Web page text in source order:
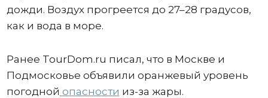
дожди. Воздух прогреется до 27–28 градусов,
как и вода в море.
Ранее TourDom.ru писал, что в Москве и
Подмосковье объявили оранжевый уровень
погодной опасности из-за жары.